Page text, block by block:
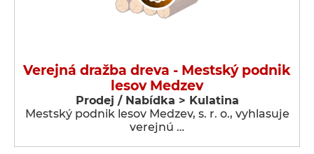
Verejná dražba dreva - Mestský podnik
lesov Medzev
Prodej / Nabídka > Kulatina
Mestský podnik lesov Medzev, s. r. o., vyhlasuje
verejnú …